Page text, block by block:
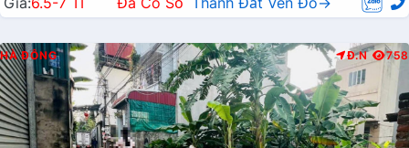
HÀ ĐÔNG Đ.N 758